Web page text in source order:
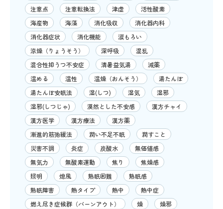
注意点
注意転換法 津虚
活性酸素
海産物
海藻 消化吸収
消化器内科
消化器症状
消化機能
涙もろい
涼燥（りょうそう）
深呼吸
混乱
混合性抑うつ不安症
清暑益気湯
減薬
温める
温性 温燥（おんそう）
湯たんぽ
湯たんぽ安眠法
湿(しつ) 湿気
湿邪
湿邪(しつじゃ)
漠然とした不安感
漢方チャイ
漢方医学
漢方療法
漢方薬
漸進的筋弛緩法
潤い不足不眠
潤すこと
災害不調
炎症 炭酸水
無価値感
無気力
無酸素運動 焦り
焦燥感
照明
熄風 熟眠困難
熟眠感
熟眠障害
熱タイプ 熱中
熱中症
燃え尽き症候群（バーンアウト）
燥
燥邪